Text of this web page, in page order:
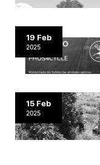
Loja da Agrária
Mudança de
©2026 Instituto
19 Feb
2025
15 Feb
2025